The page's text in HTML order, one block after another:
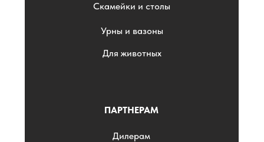
ПАРТНЕРАМ
Дилерам
Скамейки и столы
Урны и вазоны
Для животных